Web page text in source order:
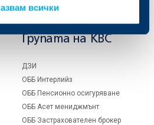
всички
Финансови институции и суверени
Групата на KBC
ДЗИ
ОББ Интерлийз
ОББ Пенсионно осигуряване
ОББ Асет мениджмънт
ОББ Застрахователен брокер